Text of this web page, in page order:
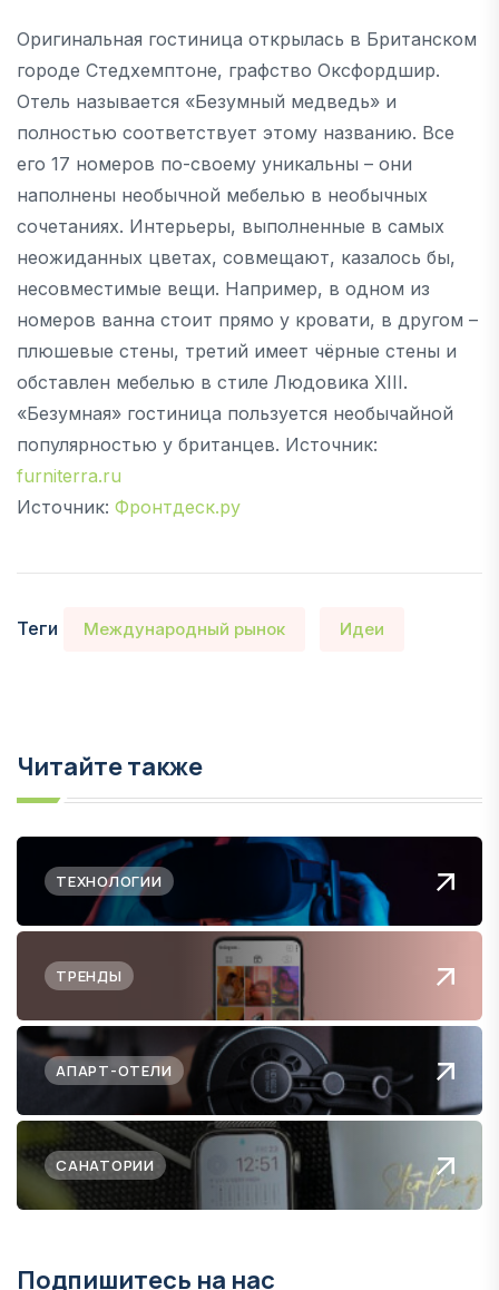
Оригинальная гостиница открылась в Британском
городе Стедхемптоне, графство Оксфордшир.
Отель называется «Безумный медведь» и
полностью соответствует этому названию. Все
его 17 номеров по-своему уникальны – они
наполнены необычной мебелью в необычных
сочетаниях. Интерьеры, выполненные в самых
неожиданных цветах, совмещают, казалось бы,
несовместимые вещи. Например, в одном из
номеров ванна стоит прямо у кровати, в другом –
плюшевые стены, третий имеет чёрные стены и
обставлен мебелью в стиле Людовика XIII.
«Безумная» гостиница пользуется необычайной
популярностью у британцев. Источник:
furniterra.ru
Источник: Фронтдеск.ру
Теги Международный рынок Идеи
Читайте также
ТЕХНОЛОГИИ
ТРЕНДЫ
АПАРТ-ОТЕЛИ
САНАТОРИИ
Подпишитесь на нас